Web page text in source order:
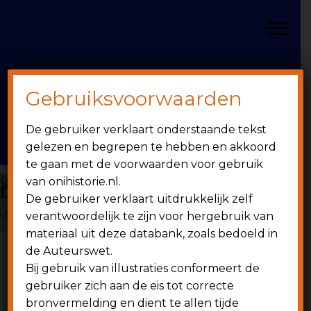
inhoud
sidebar
Rechts
onihistorie.nl
1949 - heden
6 juni 1953
Gebruiksvoorwaarden
De gebruiker verklaart onderstaande tekst
gelezen en begrepen te hebben en akkoord
te gaan met de voorwaarden voor gebruik
van onihistorie.nl.
De gebruiker verklaart uitdrukkelijk zelf
verantwoordelijk te zijn voor hergebruik van
materiaal uit deze databank, zoals bedoeld in
de Auteurswet.
Bij gebruik van illustraties conformeert de
gebruiker zich aan de eis tot correcte
bronvermelding en dient te allen tijde